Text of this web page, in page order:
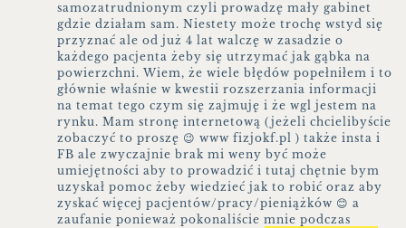
samozatrudnionym czyli prowadzę mały gabinet
gdzie działam sam. Niestety może trochę wstyd się
przyznać ale od już 4 lat walczę w zasadzie o
każdego pacjenta żeby się utrzymać jak gąbka na
powierzchni. Wiem, że wiele błędów popełniłem i to
głównie właśnie w kwestii rozszerzania informacji
na temat tego czym się zajmuję i że wgl jestem na
rynku. Mam stronę internetową (jeżeli chcielibyście
zobaczyć to proszę 😉 www fizjokf.pl ) także insta i
FB ale zwyczajnie brak mi weny być może
umiejętności aby to prowadzić i tutaj chętnie bym
uzyskał pomoc żeby wiedzieć jak to robić oraz aby
zyskać więcej pacjentów/pracy/pieniążków 😊 a
zaufanie ponieważ pokonaliście mnie podczas